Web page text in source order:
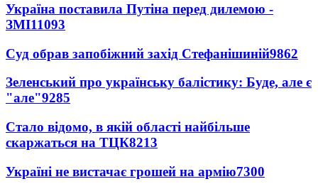
Україна поставила Путіна перед дилемою -
ЗМІ11093
Суд обрав запобіжний захід Стефанішиній9862
Зеленський про українську балістику: Буде, але є
"але"9285
Стало відомо, в якій області найбільше
скаржаться на ТЦК8213
Україні не вистачає грошей на армію7300